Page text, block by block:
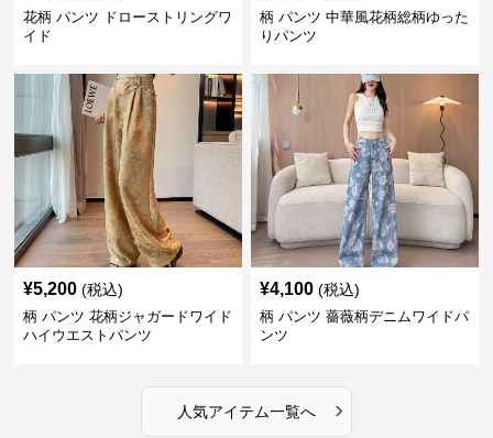
花柄 パンツ ドローストリングワ
イド
柄 パンツ 中華風花柄総柄ゆった
りパンツ
¥5,200 (税込)
柄 パンツ 花柄ジャガードワイド
ハイウエストパンツ
¥4,100 (税込)
柄 パンツ 薔薇柄デニムワイドパ
ンツ
人気アイテム一覧へ ›